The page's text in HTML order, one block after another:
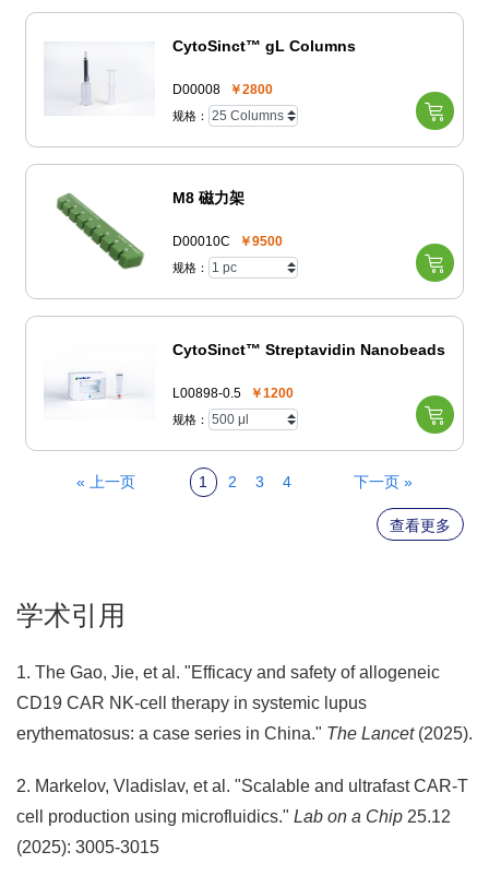
CytoSinct™ gL Columns
D00008 ￥2800
规格：
M8 磁力架
D00010C ￥9500
规格：
CytoSinct™ Streptavidin Nanobeads
L00898-0.5 ￥1200
规格：
« 上一页 1 2 3 4 下一页 »
查看更多
学术引用
1. The Gao, Jie, et al. "Efficacy and safety of allogeneic
CD19 CAR NK-cell therapy in systemic lupus
erythematosus: a case series in China." The Lancet(2025).
2. Markelov, Vladislav, et al. "Scalable and ultrafast CAR-T
cell production using microfluidics." Lab on a Chip 25.12
(2025): 3005-3015